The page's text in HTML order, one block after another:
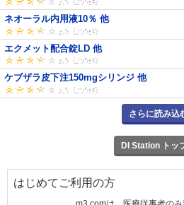
ネオーラル内用液10％ 他
エクメット配合錠LD 他
ケブザラ皮下注150mgシリンジ 他
さらに読み込
DI Station トッ
はじめてご利用の方